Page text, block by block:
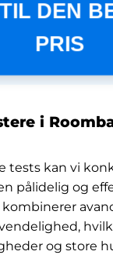
DEN
PRIS
i
tests kan vi
pålidelig og
kombinerer
og store